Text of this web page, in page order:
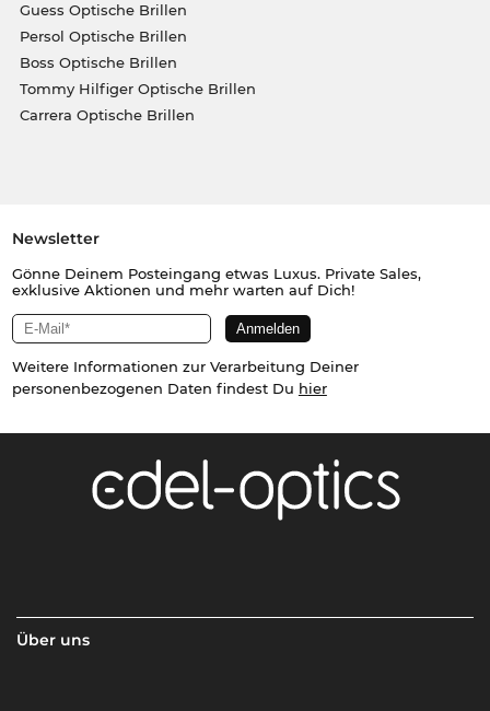
Guess Optische Brillen
Persol Optische Brillen
Boss Optische Brillen
Tommy Hilfiger Optische Brillen
Carrera Optische Brillen
Newsletter
Gönne Deinem Posteingang etwas Luxus. Private Sales,
exklusive Aktionen und mehr warten auf Dich!
Weitere Informationen zur Verarbeitung Deiner
personenbezogenen Daten findest Du hier
Über uns